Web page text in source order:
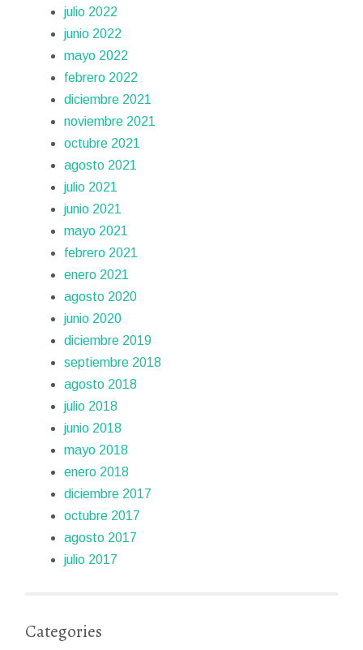
julio 2022
junio 2022
mayo 2022
febrero 2022
diciembre 2021
noviembre 2021
octubre 2021
agosto 2021
julio 2021
junio 2021
mayo 2021
febrero 2021
enero 2021
agosto 2020
junio 2020
diciembre 2019
septiembre 2018
agosto 2018
julio 2018
junio 2018
mayo 2018
enero 2018
diciembre 2017
octubre 2017
agosto 2017
julio 2017
Categories